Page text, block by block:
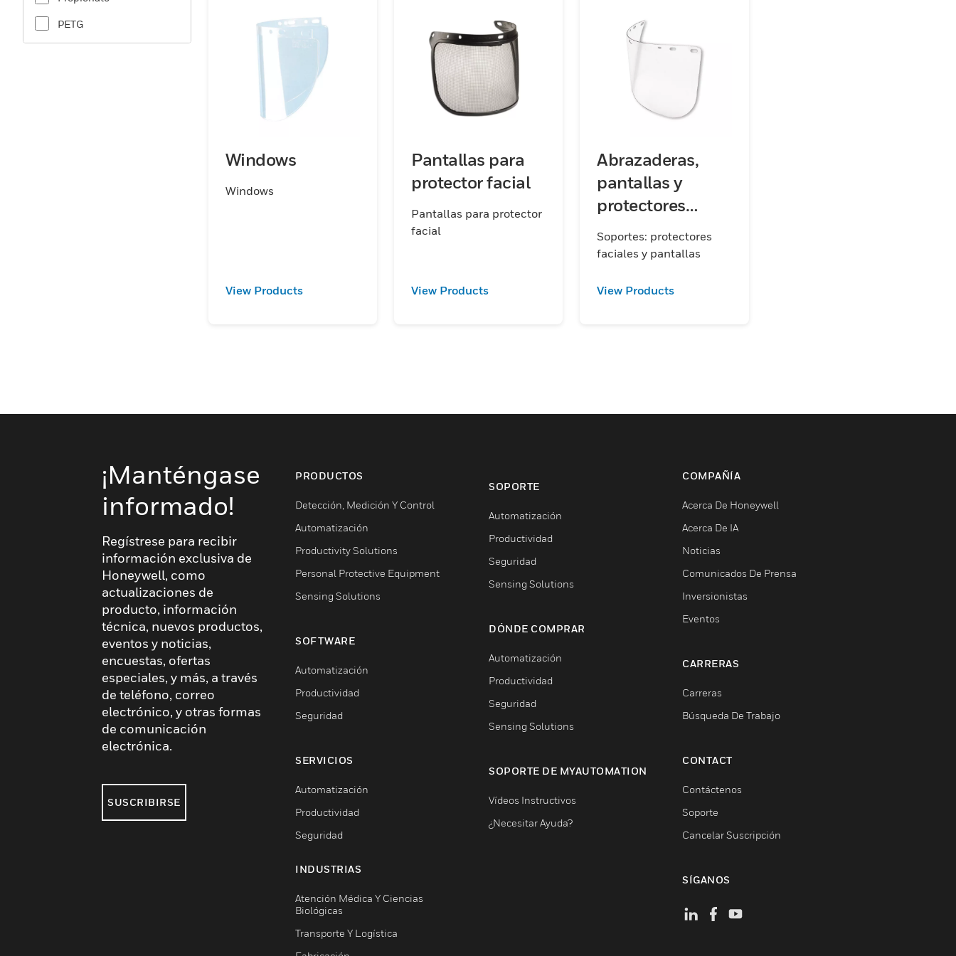
cumplan con los más altos estándares de rendimiento. Con una
amplia selección de visores de protección facial, Honeywell
ofrece soluciones adaptadas a necesidades específicas. Cada
producto está diseñado para ofrecer una protección sólida y
clara, reduciendo el riesgo de lesiones y mejorando la seguridad
general. Confíe en Honeywell para ofrecer el más alto nivel de
PETG
Windows
Windows
View Products
Pantallas para
protector facial
Pantallas para protector
facial
View Products
Abrazaderas,
pantallas y
protectores
faciales
Soportes: protectores
faciales y pantallas
View Products
¡Manténgase
informado!
Regístrese para recibir
información exclusiva de
Honeywell, como
actualizaciones de
producto, información
técnica, nuevos productos,
eventos y noticias,
encuestas, ofertas
especiales, y más, a través
de teléfono, correo
electrónico, y otras formas
de comunicación
electrónica.
SUSCRIBIRSE
PRODUCTOS
Detección, Medición Y Control
Automatización
Productivity Solutions
Personal Protective Equipment
Sensing Solutions
SOFTWARE
Automatización
Productividad
Seguridad
SERVICIOS
Automatización
Productividad
Seguridad
INDUSTRIAS
Atención Médica Y Ciencias
Biológicas
Transporte Y Logística
SOPORTE
Automatización
Productividad
Seguridad
Sensing Solutions
DÓNDE COMPRAR
Automatización
Productividad
Seguridad
Sensing Solutions
SOPORTE DE MYAUTOMATION
Vídeos Instructivos
¿Necesitar Ayuda?
COMPAÑÍA
Acerca De Honeywell
Acerca De IA
Noticias
Comunicados De Prensa
Inversionistas
Eventos
CARRERAS
Carreras
Búsqueda De Trabajo
CONTACT
Contáctenos
Soporte
Cancelar Suscripción
SÍGANOS